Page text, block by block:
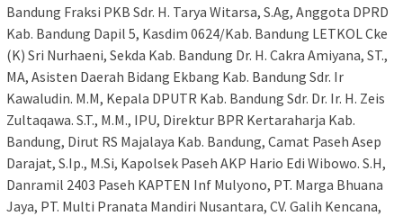
Bandung Fraksi PKB Sdr. H. Tarya Witarsa, S.Ag, Anggota DPRD
Kab. Bandung Dapil 5, Kasdim 0624/Kab. Bandung LETKOL Cke
(K) Sri Nurhaeni, Sekda Kab. Bandung Dr. H. Cakra Amiyana, ST.,
MA, Asisten Daerah Bidang Ekbang Kab. Bandung Sdr. Ir
Kawaludin. M.M, Kepala DPUTR Kab. Bandung Sdr. Dr. Ir. H. Zeis
Zultaqawa. S.T., M.M., IPU, Direktur BPR Kertaraharja Kab.
Bandung, Dirut RS Majalaya Kab. Bandung, Camat Paseh Asep
Darajat, S.Ip., M.Si, Kapolsek Paseh AKP Hario Edi Wibowo. S.H,
Danramil 2403 Paseh KAPTEN Inf Mulyono, PT. Marga Bhuana
Jaya, PT. Multi Pranata Mandiri Nusantara, CV. Galih Kencana,